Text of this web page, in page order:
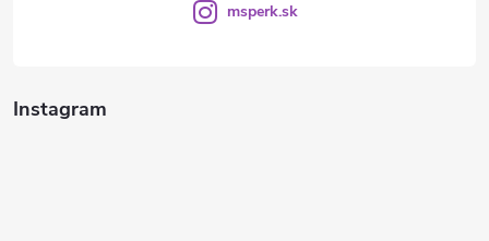
Instagram
msperk.sk